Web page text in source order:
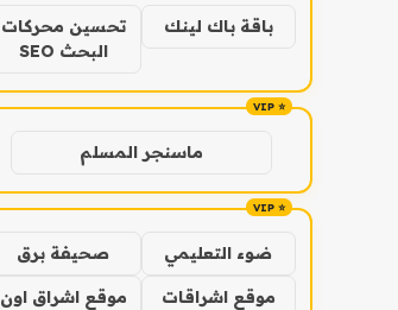
باقة باك لينك
تحسين محركات
البحث SEO
ماسنجر المسلم
ضوء التعليمي صحيفة برق
موقع اشراقات
موقع اشراق اون